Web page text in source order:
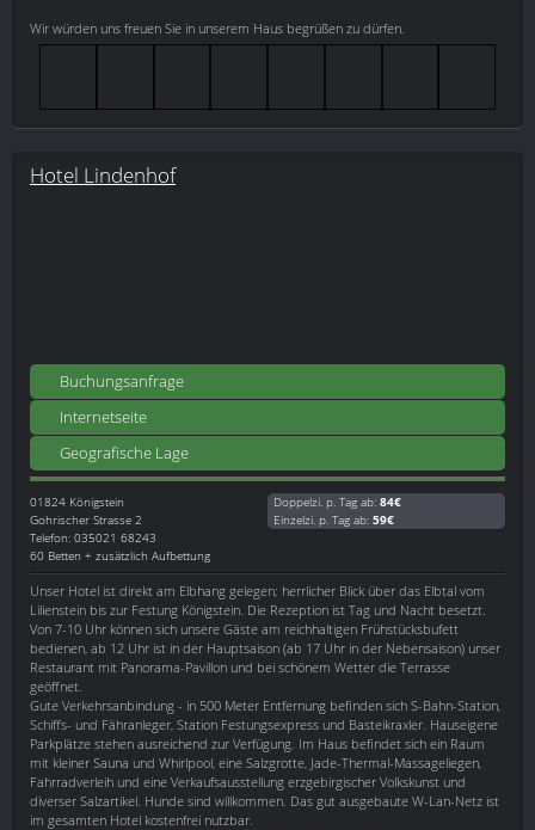
Wir würden uns freuen Sie in unserem Haus begrüßen zu dürfen.
Hotel Lindenhof
Buchungsanfrage
Internetseite
Geografische Lage
01824 Königstein
Gohrischer Strasse 2
Telefon: 035021 68243
60 Betten + zusätzlich Aufbettung
Doppelzi. p. Tag ab: 84€
Einzelzi. p. Tag ab: 59€
Unser Hotel ist direkt am Elbhang gelegen; herrlicher Blick über das Elbtal vom
Lilienstein bis zur Festung Königstein. Die Rezeption ist Tag und Nacht besetzt.
Von 7-10 Uhr können sich unsere Gäste am reichhaltigen Frühstücksbufett
bedienen, ab 12 Uhr ist in der Hauptsaison (ab 17 Uhr in der Nebensaison) unser
Restaurant mit Panorama-Pavillon und bei schönem Wetter die Terrasse
geöffnet.
Gute Verkehrsanbindung - in 500 Meter Entfernung befinden sich S-Bahn-Station,
Schiffs- und Fähranleger, Station Festungsexpress und Basteikraxler. Hauseigene
Parkplätze stehen ausreichend zur Verfügung. Im Haus befindet sich ein Raum
mit kleiner Sauna und Whirlpool, eine Salzgrotte, Jade-Thermal-Massageliegen,
Fahrradverleih und eine Verkaufsausstellung erzgebirgischer Volkskunst und
diverser Salzartikel. Hunde sind willkommen. Das gut ausgebaute W-Lan-Netz ist
im gesamten Hotel kostenfrei nutzbar.